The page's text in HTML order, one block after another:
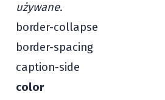
używane.
border-collapse
border-spacing
caption-side
color